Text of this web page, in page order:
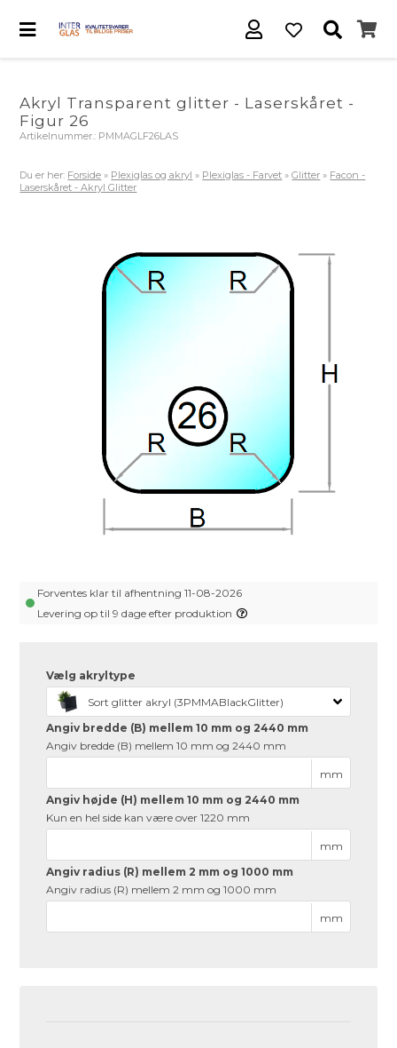
Akryl Transparent glitter - Laserskåret -
Figur 26
Artikelnummer.: PMMAGLF26LAS
Du er her: Forside » Plexiglas og akryl » Plexiglas - Farvet »Glitter » Facon -
Laserskåret - Akryl Glitter
Forventes klar til afhentning 11-08-2026
Levering op til 9 dage efter produktion
Vælg akryltype
Sort glitter akryl (3PMMABlackGlitter)
Angiv bredde (B) mellem 10 mm og 2440 mm
Angiv bredde (B) mellem 10 mm og 2440 mm
mm
Angiv højde (H) mellem 10 mm og 2440 mm
Kun en hel side kan være over 1220 mm
mm
Angiv radius (R) mellem 2 mm og 1000 mm
Angiv radius (R) mellem 2 mm og 1000 mm
mm